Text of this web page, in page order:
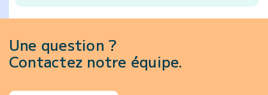
Une question ?
Contactez notre équipe.